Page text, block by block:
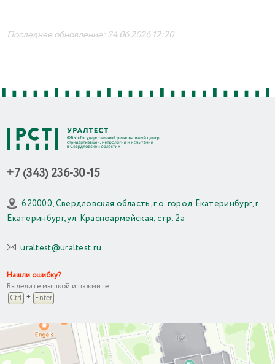
Последнее обновление: 24.06.2026 12:20
+7 (343) 236-30-15
620000, Свердловская область, г.о. город Екатеринбург, г.
Екатеринбург, ул. Красноармейская, стр. 2а
uraltest@uraltest.ru
Нашли ошибку?
Выделите мышкой и нажмите
Ctrl + Enter